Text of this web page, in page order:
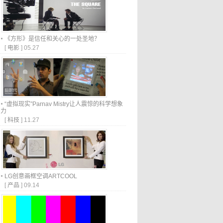
《方形》是信任和关心的一处圣地？
[ 电影 ] 05.27
“虚拟现实”Parnav Mistry让人震惊的科学想象
力
[ 科技 ] 11.27
LG创意画框空调ARTCOOL
[ 产品 ] 09.14